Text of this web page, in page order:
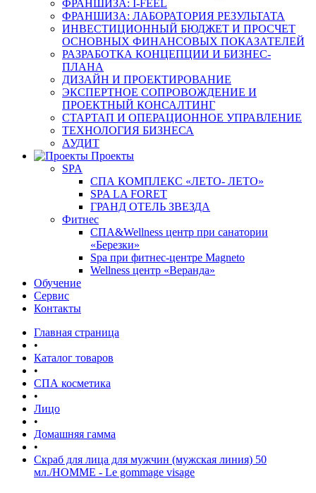
ФРАНШИЗА: I-FEEL
ФРАНШИЗА: ЛАБОРАТОРИЯ РЕЗУЛЬТАТА
ИНВЕСТИЦИОННЫЙ БЮДЖЕТ И ПРОСЧЕТ
ОСНОВНЫХ ФИНАНСОВЫХ ПОКАЗАТЕЛЕЙ
РАЗРАБОТКА КОНЦЕПЦИИ И БИЗНЕС-
ПЛАНА
ДИЗАЙН И ПРОЕКТИРОВАНИЕ
ЭКСПЕРТНОЕ СОПРОВОЖДЕНИЕ И
ПРОЕКТНЫЙ КОНСАЛТИНГ
СТАРТАП И ОПЕРАЦИОННОЕ УПРАВЛЕНИЕ
ТЕХНОЛОГИЯ БИЗНЕСА
АУДИТ
Проекты
SPA
СПА КОМПЛЕКС «ЛЕТО- ЛЕТО»
SPA LA FORET
ГРАНД ОТЕЛЬ ЗВЕЗДА
Фитнес
СПА&Wellness центр при санатории
«Березки»
Spa при фитнес-центре Magneto
Wellness центр «Веранда»
Обучение
Сервис
Контакты
Главная страница
•
Каталог товаров
•
СПА косметика
•
Лицо
•
Домашняя гамма
•
Скраб для лица для мужчин (мужская линия) 50
мл./HOMME - Le gommage visage